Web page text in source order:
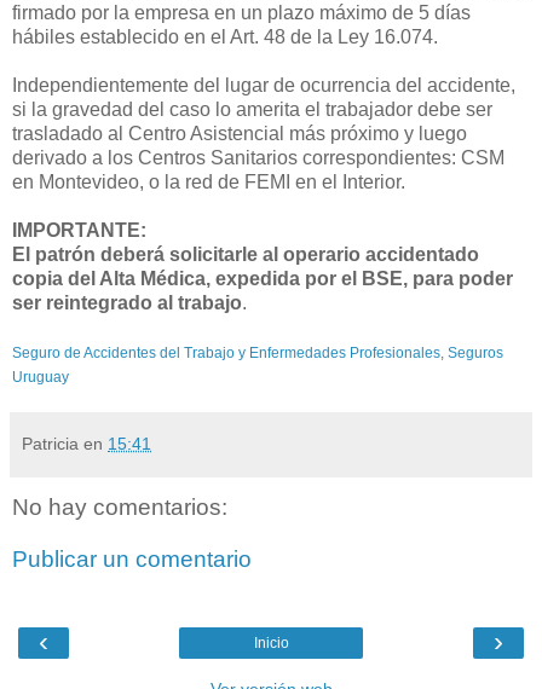
firmado por la empresa en un plazo máximo de 5 días
hábiles establecido en el Art. 48 de la Ley 16.074.
Independientemente del lugar de ocurrencia del accidente,
si la gravedad del caso lo amerita el trabajador debe ser
trasladado al Centro Asistencial más próximo y luego
derivado a los Centros Sanitarios correspondientes: CSM
en Montevideo, o la red de FEMI en el Interior.
IMPORTANTE:
El patrón deberá solicitarle al operario accidentado
copia del Alta Médica, expedida por el BSE, para poder
ser reintegrado al trabajo.
Seguro de Accidentes del Trabajo y Enfermedades Profesionales Seguros
Uruguay
Patricia en 15:41
No hay comentarios:
Publicar un comentario
‹ ›
Inicio